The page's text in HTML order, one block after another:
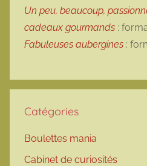
Un peu, beaucoup,
cadeaux gourmands :
Fabuleuses aubergines :
Catégories
Boulettes mania
Cabinet de curiosités